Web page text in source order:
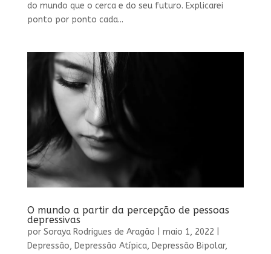
do mundo que o cerca e do seu futuro. Explicarei
ponto por ponto cada...
O mundo a partir da percepção de pessoas
depressivas
por Soraya Rodrigues de Aragão maio 1, 2022
Depressão, Depressão Atípica, Depressão Bipolar,